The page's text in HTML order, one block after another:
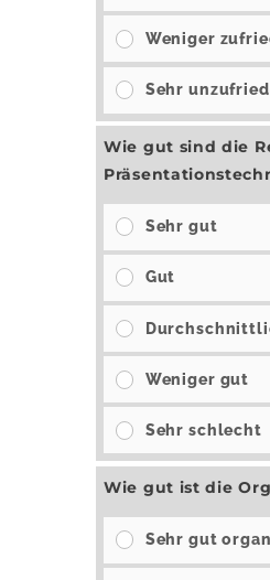
Weniger
Sehr
Wie gut sind die
Sehr gut
Gut
Weniger gut
Sehr schlecht
Wie gut ist die
Sehr gut